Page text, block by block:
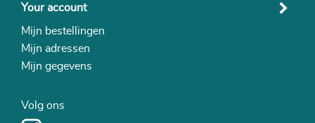
Your account
Mijn bestellingen
Mijn adressen
Mijn gegevens
Volg ons